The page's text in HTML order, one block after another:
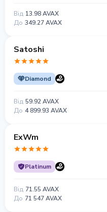
Від 13.98 AVAX
До 349.27 AVAX
Satoshi
Diamond
Від 59.92 AVAX
До 4 899.93 AVAX
ExWm
Platinum
Від 71.55 AVAX
До 71 547 AVAX